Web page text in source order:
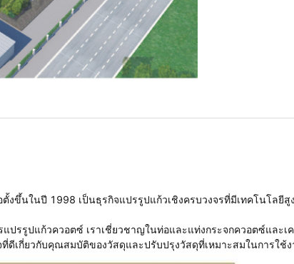
งขึ้นในปี 1998 เป็นธุรกิจแปรรูปแก้วเชิงครบวงจรที่มีเทคโนโลยีสู
ปรรูปแก้วควอตซ์ เราเชี่ยวชาญในท่อและแท่งกระจกควอตซ์และเ
ดีเกี่ยวกับคุณสมบัติของวัสดุและปรับปรุงวัสดุที่เหมาะสมในการใ